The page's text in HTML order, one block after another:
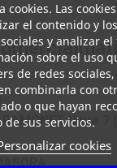
Nave 7
cookies. Las
el contenido y
y analizar el
sobre el uso
de redes
combinarla con
o que hayan
de sus servicios.
cookies